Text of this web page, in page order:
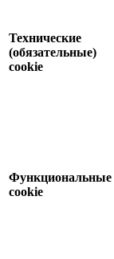
Технические
(обязательные)
cookie
Функциональные
cookie